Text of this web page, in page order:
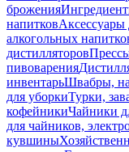
брожения
напитковАксессуары
алкогольных
дистилляторов
пивоварения
инвентарьШвабры,
для уборкиТурки,
кофейникиЧайники
для чайников,
кувшины